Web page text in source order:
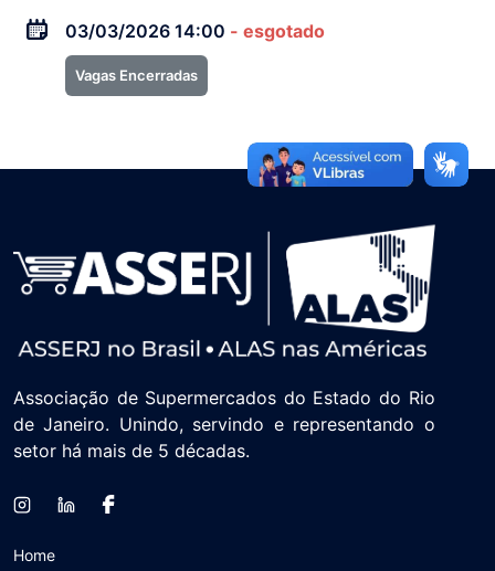
03/03/2026 14:00 - esgotado
Vagas Encerradas
Associação de Supermercados do Estado do Rio
de Janeiro. Unindo, servindo e representando o
setor há mais de 5 décadas.
Home